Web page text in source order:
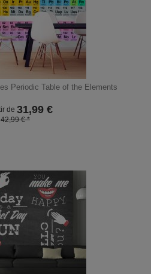
Periodic Table of the Elements
de 31,99€
42,99 € *